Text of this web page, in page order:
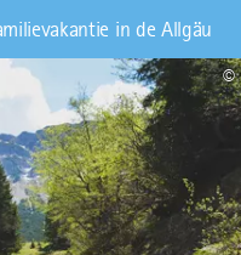
in de Allgäu
©